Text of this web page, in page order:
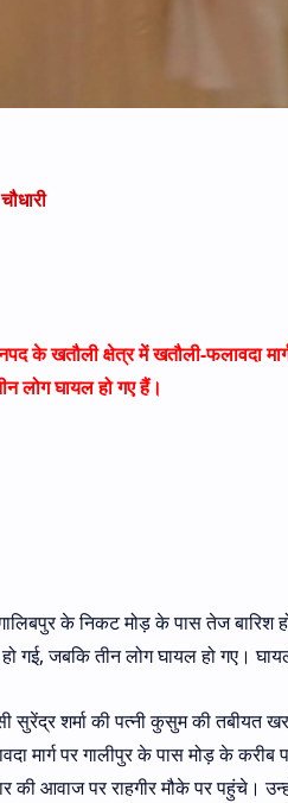
के खतौली क्षेत्र में खतौली-फलावदा
लोग घायल हो गए हैं।
गालिबपुर के निकट मोड़ के पास तेज
गई, जबकि तीन लोग घायल हो गए।
सुरेंद्र शर्मा की पत्नी कुसुम की तबीयत
मार्ग पर गालीपुर के पास मोड़ के
की आवाज पर राहगीर मौके पर पहुंचे।